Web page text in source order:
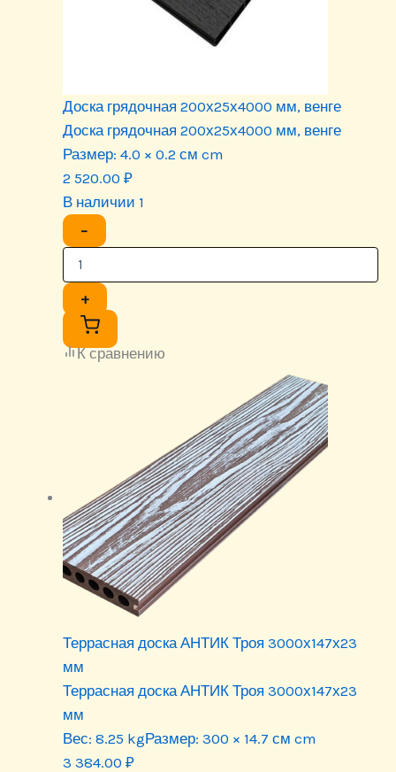
Доска грядочная 200х25х4000 мм, венге
Доска грядочная 200х25х4000 мм, венге
Размер: 4.0 × 0.2 см cm
2 520.00 ₽
В наличии 1
−
+
К сравнению
Террасная доска АНТИК Троя 3000х147х23
мм
Террасная доска АНТИК Троя 3000х147х23
мм
Вес: 8.25 kgРазмер: 300 × 14.7 см cm
3 384.00 ₽